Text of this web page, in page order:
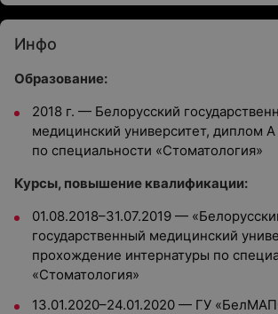
Инфо
Образование:
2018 г. — Белорусский
медицинский университет, диплом
по специальности «Стоматология»
Курсы, повышение квалификации:
01.08.2018–31.07.2019 —
государственный медицинский
прохождение интернатуры по
«Стоматология»
13.01.2020–24.01.2020 — ГУ